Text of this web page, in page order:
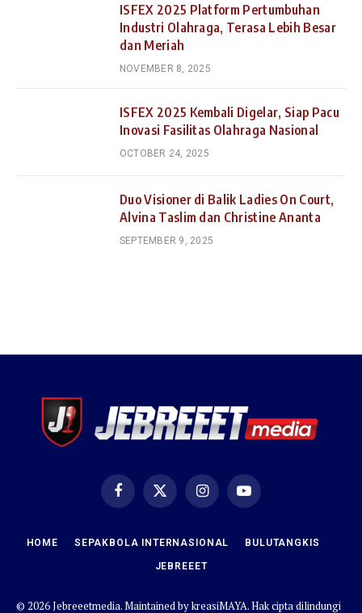
ISFEX 2025 Platform Pertumbuhan
Industri Olahraga, Terasa Lebih Besar
dan Meriah
NOVEMBER 8, 2025
ISFEX 2025 Kembali Digelar, Siap Pacu
Inovasi Fasilitas Olahraga Nasional
OCTOBER 24, 2025
Duo Visioner di Balik Ladies On Court,
Alvina Taslim dan Christine Ananta
SEPTEMBER 9, 2025
FacebookX
(Twitter)
InstagramYouTube
HOME SEPAKBOLA INTERNASIONAL BULUTANGKIS
JEBREEET
© 2026 Jebreeetmedia. Maintained bykreasiMAYA. Hak cipta dilindungi